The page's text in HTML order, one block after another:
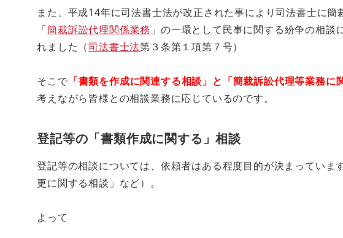
また、平成14年に司法書士法が改正された事により司法書士に
「簡裁訴訟代理関係業務 」の一環として民事に関する紛争の相
れました（司法書士法第３条第１項第７号）
そこで 「書類を作成に関連する相談」と「簡裁訴訟代理等業務
考えながら皆様との相談業務に応じているのです。
登記等の「書類作成に関する」相談
登記等の相談については、依頼者はある程度目的が決まっていま
更に関する相談」など）。
よって